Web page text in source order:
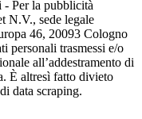
Per la pubblicità
N.V., sede legale
46, 20093 Cologno
personali trasmessi e/o
all’addestramento di
È altresì fatto divieto
data scraping.